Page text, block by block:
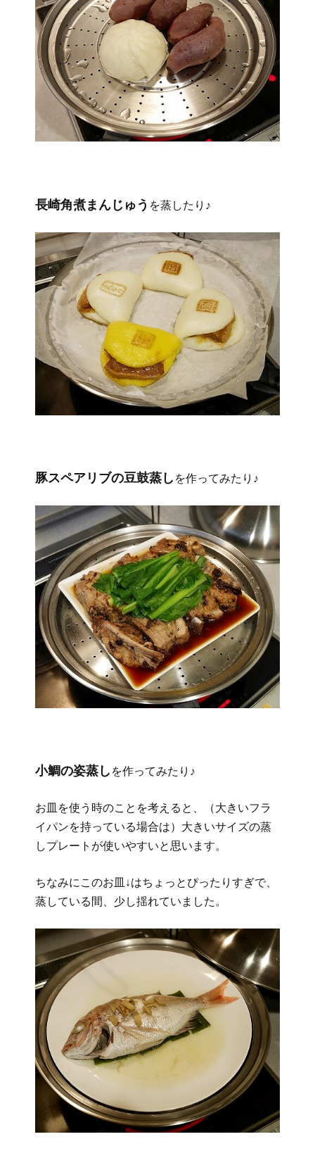
長崎角煮まんじゅう を蒸したり♪
豚スペアリブの豆鼓蒸し を作ってみたり♪
小鯛の姿蒸し を作ってみたり♪
お皿を使う時のことを考えると、（大きいフラ
イパンを持っている場合は）大きいサイズの蒸
しプレートが使いやすいと思います。
ちなみにこのお皿↓はちょっとぴったりすぎで、
蒸している間、少し揺れていました。